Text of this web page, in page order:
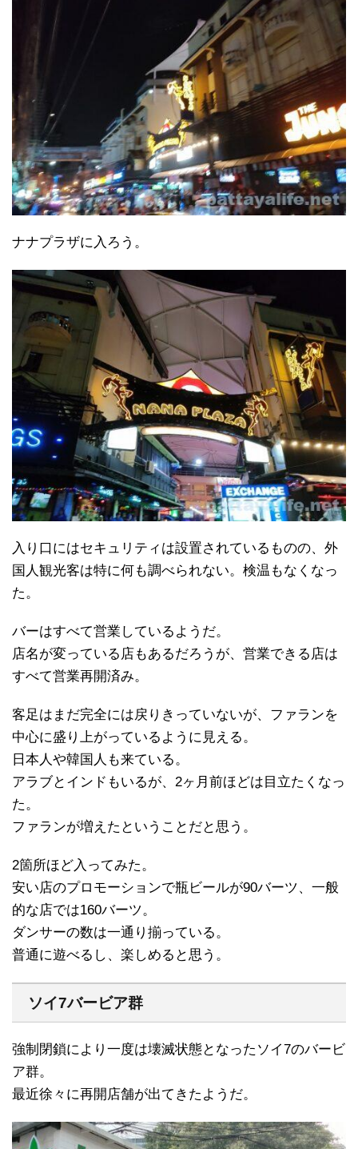
ナナプラザに入ろう。
入り口にはセキュリティは設置されているものの、外
国人観光客は特に何も調べられない。検温もなくなっ
た。
バーはすべて営業しているようだ。
店名が変っている店もあるだろうが、営業できる店は
すべて営業再開済み。
客足はまだ完全には戻りきっていないが、ファランを
中心に盛り上がっているように見える。
日本人や韓国人も来ている。
アラブとインドもいるが、2ヶ月前ほどは目立たくなっ
た。
ファランが増えたということだと思う。
2箇所ほど入ってみた。
安い店のプロモーションで瓶ビールが90バーツ、一般
的な店では160バーツ。
ダンサーの数は一通り揃っている。
普通に遊べるし、楽しめると思う。
ソイ7バービア群
強制閉鎖により一度は壊滅状態となったソイ7のバービ
ア群。
最近徐々に再開店舗が出てきたようだ。